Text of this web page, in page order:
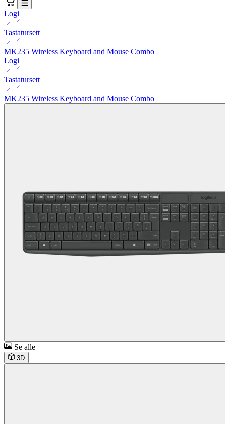
Logi
Tastatursett
MK235 Wireless Keyboard and Mouse Combo
Logi
Tastatursett
MK235 Wireless Keyboard and Mouse Combo
Se alle
3D